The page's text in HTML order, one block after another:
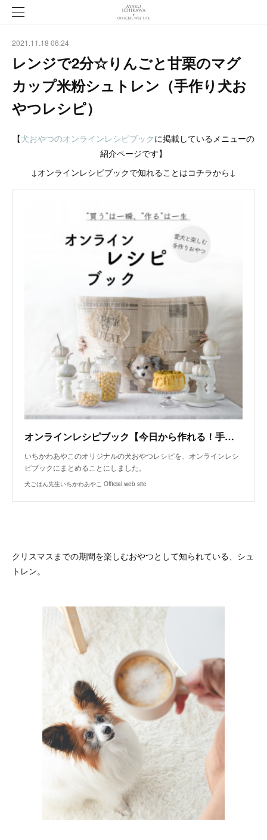
2021.11.18 06:24
レンジで2分☆りんごと甘栗のマグ
カップ米粉シュトレン（手作り犬お
やつレシピ）
【犬おやつのオンラインレシピブックに掲載しているメニューの
紹介ページです】
↓オンラインレシピブックで知れることはコチラから↓
オンラインレシピブック【今日から作れる！手作り犬おやつレシピ】
いちかわあやこのオリジナルの犬おやつレシピを、オンラインレシ
ピブックにまとめることにしました。
犬ごはん先生いちかわあやこ Official web site
クリスマスまでの期間を楽しむおやつとして知られている、シュ
トレン。